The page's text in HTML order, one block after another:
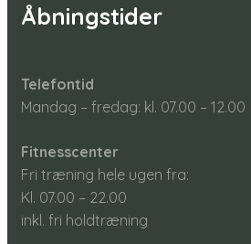
Åbningstider
Telefontid
Mandag – fredag: kl. 07.00 – 12.00​
Fitnesscenter
Fri træning hele ugen fra:
Kl. 07.00 – 22.00​
inkl. fri holdtræning